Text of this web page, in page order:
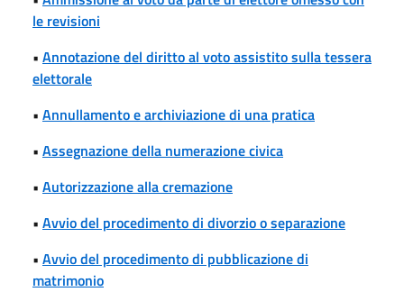
le revisioni
• Annotazione del diritto al voto assistito sulla tessera
elettorale
• Annullamento e archiviazione di una pratica
• Assegnazione della numerazione civica
• Autorizzazione alla cremazione
• Avvio del procedimento di divorzio o separazione
• Avvio del procedimento di pubblicazione di
matrimonio